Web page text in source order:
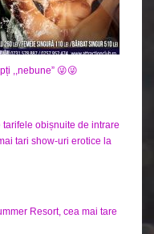
,,nebune” 😜😜
obișnuite de intrare
tari show-uri erotice la
Resort, cea mai tare